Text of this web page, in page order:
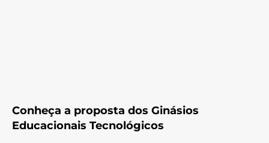
Conheça a proposta dos Ginásios
Educacionais Tecnológicos